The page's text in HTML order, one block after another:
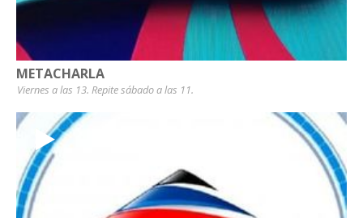
METACHARLA
Viernes a las 13. Repite sábado a las 11.